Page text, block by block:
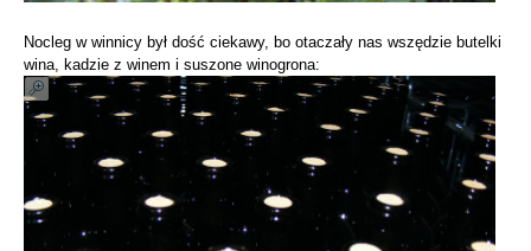
Nocleg w winnicy był dość ciekawy, bo otaczały nas wszędzie butelki
wina, kadzie z winem i suszone winogrona: